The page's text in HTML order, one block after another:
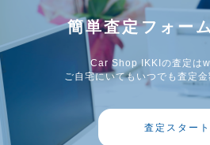
簡単査定フォー
Car Shop IKKIの査定は
ご自宅にいてもいつでも査定
査定スタート